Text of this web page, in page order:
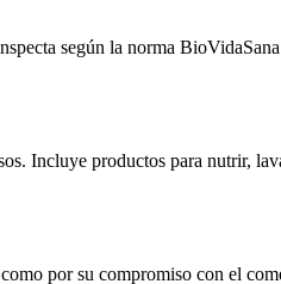
según la norma
Incluye productos para nutrir,
por su compromiso con el